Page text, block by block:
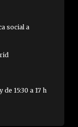
social a
15:30 a 17 h